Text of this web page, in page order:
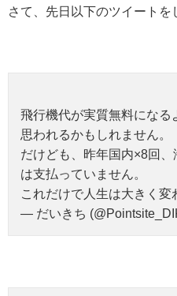
さて、先日以下のツイートを
飛行機代が実質無料になる
思われるかもしれません。
だけども、昨年国内×8回
は支払っていません。
これだけで人生は大きく変
— だいきち